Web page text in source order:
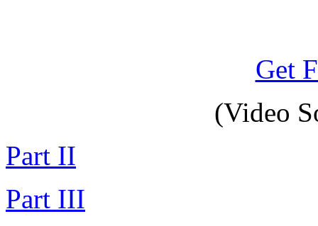
Get
(Video
Part II
Part III